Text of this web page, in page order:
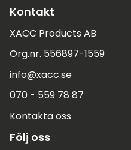
Kontakt
XACC Products AB
Org.nr. 556897-1559
info@xacc.se
070 - 559 78 87
Kontakta oss
Följ oss